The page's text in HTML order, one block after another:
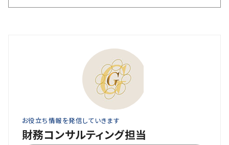
お役立ち情報を発信していきます
財務コンサルティング担当